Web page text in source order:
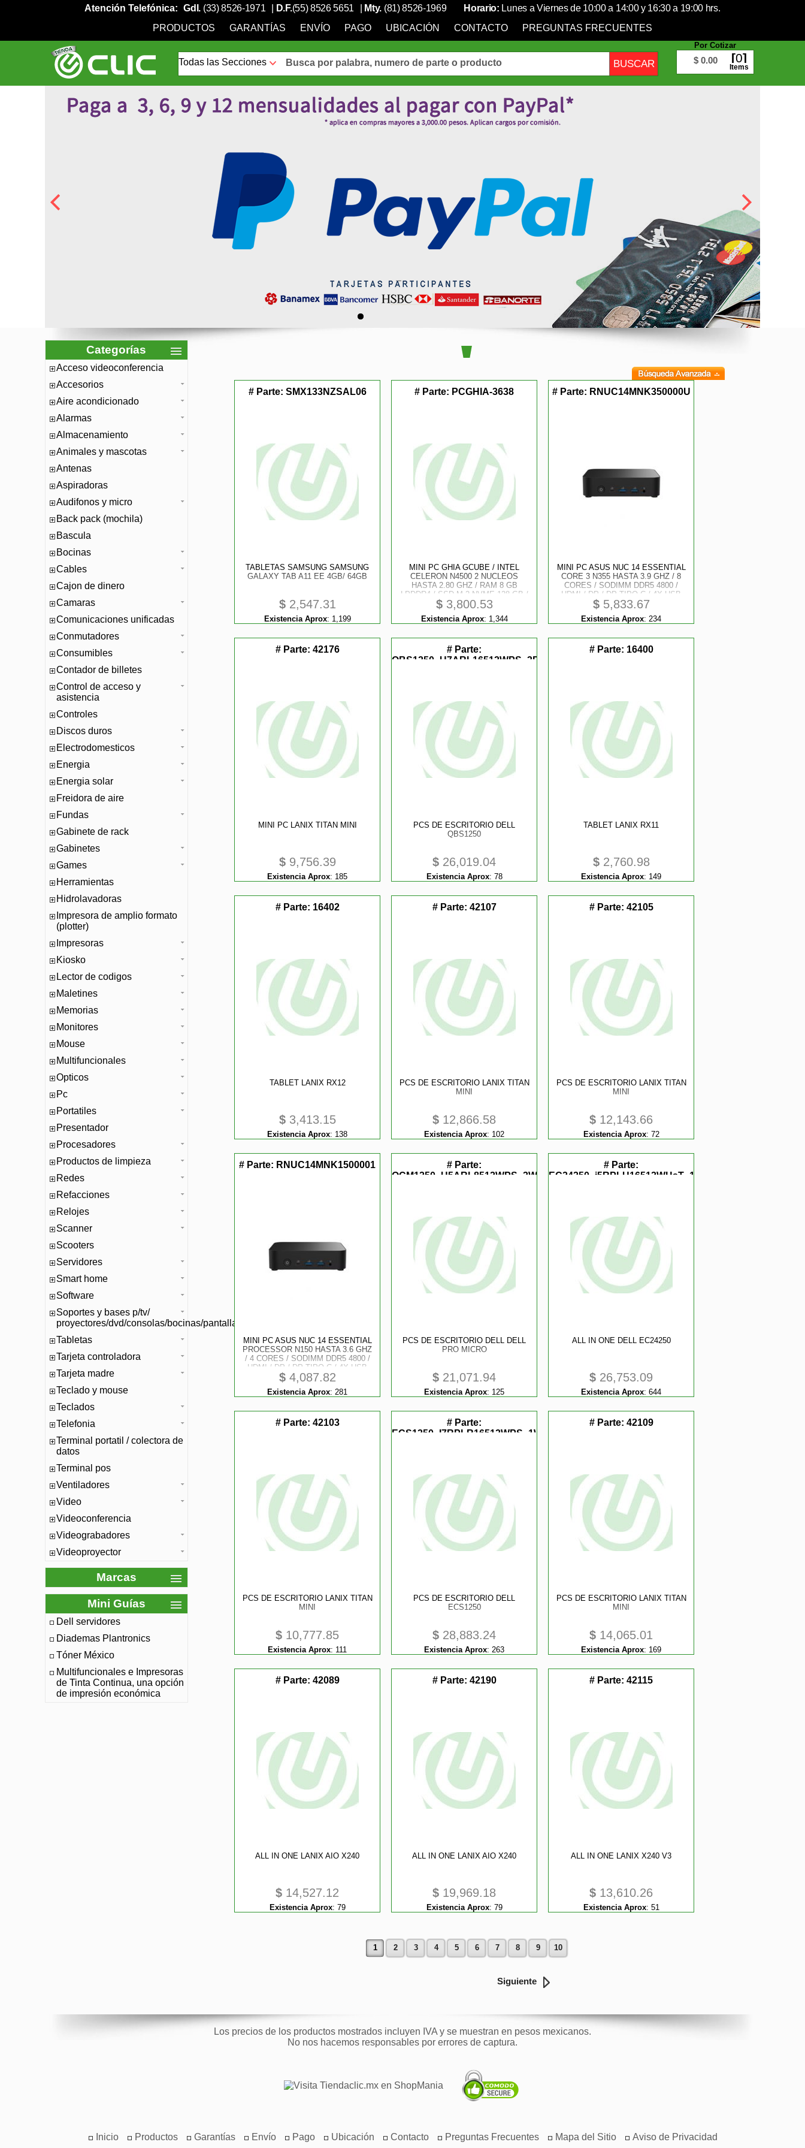
Atención Telefónica: Gdl. (33) 8526-1971 D.F.(55) 8526 5651 Mty. (81) 8526-1969 Horario: Lunes a Viernes de 10:00 a 14:00 y 16:30 a 19:00 hrs.
PRODUCTOS
GARANTÍAS ENVÍO PAGO UBICACIÓN CONTACTO PREGUNTAS FRECUENTES
Por Cotizar
$ 0.00 0
Items
Categorías
Acceso videoconferencia
Accesorios
Aire acondicionado
Alarmas
Almacenamiento
Animales y mascotas
Antenas
Aspiradoras
Audifonos y micro
Back pack (mochila)
Bascula
Bocinas
Cables
Cajon de dinero
Camaras
Comunicaciones unificadas
Conmutadores
Consumibles
Contador de billetes
Control de acceso y
asistencia
Controles
Discos duros
Electrodomesticos
Energia
Energia solar
Freidora de aire
Fundas
Gabinete de rack
Gabinetes
Games
Herramientas
Hidrolavadoras
Impresora de amplio formato
(plotter)
Impresoras
Kiosko
Lector de codigos
Maletines
Memorias
Monitores
Mouse
Multifuncionales
Opticos
Pc
Portatiles
Presentador
Procesadores
Productos de limpieza
Redes
Refacciones
Relojes
Scanner
Scooters
Servidores
Smart home
Software
Soportes y bases p/tv/
proyectores/dvd/consolas/bocinas/pantallas/monotores
Tabletas
Tarjeta controladora
Tarjeta madre
Teclado y mouse
Teclados
Telefonia
Terminal portatil / colectora de
datos
Terminal pos
Ventiladores
Video
Videoconferencia
Videograbadores
Videoproyector
Marcas
Mini Guías
Dell servidores
Diademas Plantronics
Tóner México
Multifuncionales e Impresoras
de Tinta Continua, una opción
de impresión económica
# Parte: SMX133NZSAL06
TABLETAS SAMSUNG SAMSUNG
GALAXY TAB A11 EE 4GB/ 64GB
$2,547.31
Existencia Aprox: 1,199
# Parte: PCGHIA-3638
MINI PC GHIA GCUBE / INTEL
CELERON N4500 2 NUCLEOS
HASTA 2.80 GHZ / RAM 8 GB
LPDDR4 / SSD M.2 NVME 128 GB /
WIFI-BT / WIN 11 HOME
$3,800.53
Existencia Aprox: 1,344
# Parte: RNUC14MNK350000U
MINI PC ASUS NUC 14 ESSENTIAL
CORE 3 N355 HASTA 3.9 GHZ / 8
CORES / SODIMM DDR5 4800 /
HDMI / DP / DP TIPO-C / 4X USB
3.2 / CHASIS SLIM
$5,833.67
Existencia Aprox: 234
# Parte: 42176
MINI PC LANIX TITAN MINI
$9,756.39
Existencia Aprox: 185
# Parte:
QBS1250_U7ARL16512WPS_3P
PCS DE ESCRITORIO DELL
QBS1250
$ 26,019.04
Existencia Aprox: 78
# Parte: 16400
TABLET LANIX RX11
$2,760.98
Existencia Aprox: 149
# Parte: 16402
TABLET LANIX RX12
$3,413.15
Existencia Aprox: 138
# Parte: 42107
PCS DE ESCRITORIO LANIX TITAN
MINI
$ 12,866.58
Existencia Aprox: 102
# Parte: 42105
PCS DE ESCRITORIO LANIX TITAN
MINI
$ 12,143.66
Existencia Aprox: 72
# Parte: RNUC14MNK1500001
MINI PC ASUS NUC 14 ESSENTIAL
PROCESSOR N150 HASTA 3.6 GHZ
/ 4 CORES / SODIMM DDR5 4800 /
HDMI / DP / DP TIPO-C / 4X USB
3.2 / CHASIS SLIM
$4,087.82
Existencia Aprox: 281
# Parte:
QCM1250_U5ARL8512WPS_3W
PCS DE ESCRITORIO DELL DELL
PRO MICRO
$ 21,071.94
Existencia Aprox: 125
# Parte:
EC24250_i5RPLU16512WHsT_1W
ALL IN ONE DELL EC24250
$ 26,753.09
Existencia Aprox: 644
# Parte: 42103
PCS DE ESCRITORIO LANIX TITAN
MINI
$ 10,777.85
Existencia Aprox: 111
# Parte:
ECS1250_I7RPLR16512WPS_1W
PCS DE ESCRITORIO DELL
ECS1250
$ 28,883.24
Existencia Aprox: 263
# Parte: 42109
PCS DE ESCRITORIO LANIX TITAN
MINI
$ 14,065.01
Existencia Aprox: 169
# Parte: 42089
ALL IN ONE LANIX AIO X240
$ 14,527.12
Existencia Aprox: 79
# Parte: 42190
ALL IN ONE LANIX AIO X240
$ 19,969.18
Existencia Aprox: 79
# Parte:42115
ALL IN ONE LANIX X240 V3
$ 13,610.26
Existencia Aprox: 51
1 2 3 4 5 6 7 8 9 10
Siguiente
Los precios de los productos mostrados incluyen IVA y se muestran en pesos mexicanos.
No nos hacemos responsables por errores de captura.
Inicio Productos Garantías Envío Pago Ubicación Contacto Preguntas Frecuentes Mapa del Sitio Aviso de Privacidad